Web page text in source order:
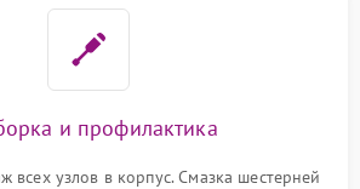
и профилактика
всех узлов в корпус. Смазка шестерней